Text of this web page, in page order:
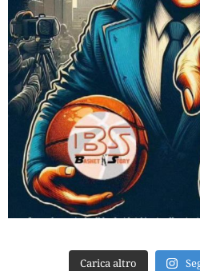
Carica altro